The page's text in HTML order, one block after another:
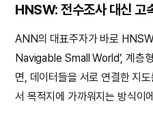
HNSW: 전수조사 대신 고
ANN의 대표주자가 바로
Navigable Small World’, 계층
면, 데이터들을 서로 연결한 지
서 목적지에 가까워지는 방식이